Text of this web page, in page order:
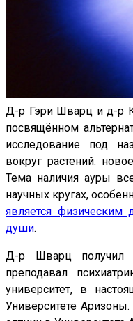
Д-р Гэри Шварц и д-р
посвящённом
исследование под
вокруг растений:
Тема наличия ауры
научных кругах,
является физическим
души.
Д-р Шварц получил
преподавал
университет, в
Университете